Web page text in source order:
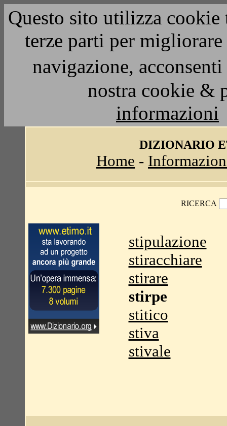
Questo sito utilizza
terze parti per
navigazione,
nostra cookie &
informazioni
DIZIONARIO
Home -
RICERCA
stipulazione
stiracchiare
stirare
stirpe
stitico
stiva
stivale